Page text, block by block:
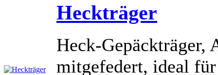
Heckträger
Heck-Gepäckträger,
mitgefedert, ideal